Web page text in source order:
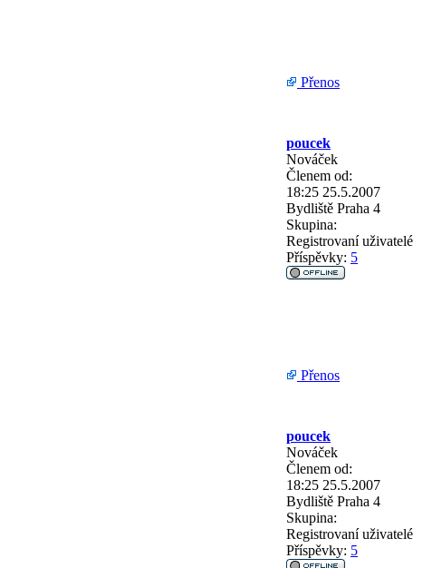
Přenos
poucek
Nováček
Členem od:
18:25 25.5.2007
Bydliště Praha 4
Skupina:
Registrovaní uživatelé
Příspěvky: 5
Přenos
poucek
Nováček
Členem od:
18:25 25.5.2007
Bydliště Praha 4
Skupina:
Registrovaní uživatelé
Příspěvky: 5